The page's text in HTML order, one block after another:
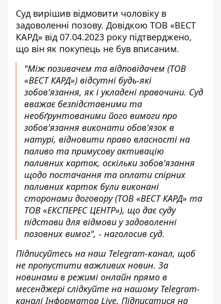
Суд вирішив відмовити чоловіку в
задоволенні позову. Довідкою ТОВ «ВЕСТ
КАРД» від 07.04.2023 року підтверджено,
що він як покупець не був вписаним.
"Між позивачем та відповідачем (ТОВ
«ВЕСТ КАРД») відсутні будь-які
зобов'язання, як і укладені правочини. Суд
вважає безпідставними та
необґрунтованими його вимоги про
зобов'язання виконати обов'язок в
натурі, відновити право власності на
паливо та примусову активацію
паливних карток, оскільки зобов'язання
щодо постачання та оплати спірних
паливних карток були виконані
сторонами договору (ТОВ «ВЕСТ КАРД» та
ТОВ «ЕКСПЕРЕС ЦЕНТР»), що дає суду
підстави для відмови у задоволенні
позовних вимог", - наголосив суд.
Підписуйтесь на наш Telegram-канал, щоб
не пропустити важливих новин. За
новинами в режимі онлайн прямо в
месенджері слідкуйте на нашому Telegram-
каналіІнформатор Live. Підписатися на